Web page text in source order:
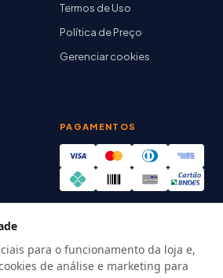
Termos de Uso
Política de Preço
Gerenciar cookies
PAGAMENTOS
para o funcionamento da loja e,
de análise e marketing para